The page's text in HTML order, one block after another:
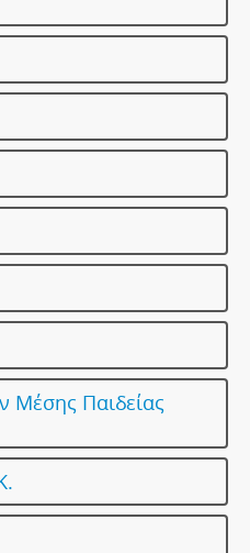
Μέσης Παιδείας